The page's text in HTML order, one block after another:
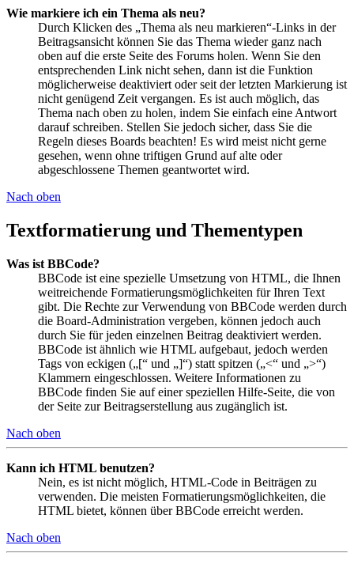
Wie markiere ich ein Thema als neu?
Durch Klicken des „Thema als neu markieren“-Links in der
Beitragsansicht können Sie das Thema wieder ganz nach
oben auf die erste Seite des Forums holen. Wenn Sie den
entsprechenden Link nicht sehen, dann ist die Funktion
möglicherweise deaktiviert oder seit der letzten Markierung ist
nicht genügend Zeit vergangen. Es ist auch möglich, das
Thema nach oben zu holen, indem Sie einfach eine Antwort
darauf schreiben. Stellen Sie jedoch sicher, dass Sie die
Regeln dieses Boards beachten! Es wird meist nicht gerne
gesehen, wenn ohne triftigen Grund auf alte oder
abgeschlossene Themen geantwortet wird.
Nach oben
Textformatierung und Thementypen
Was ist BBCode?
BBCode ist eine spezielle Umsetzung von HTML, die Ihnen
weitreichende Formatierungsmöglichkeiten für Ihren Text
gibt. Die Rechte zur Verwendung von BBCode werden durch
die Board-Administration vergeben, können jedoch auch
durch Sie für jeden einzelnen Beitrag deaktiviert werden.
BBCode ist ähnlich wie HTML aufgebaut, jedoch werden
Tags von eckigen („[“ und „]“) statt spitzen („<“ und „>“)
Klammern eingeschlossen. Weitere Informationen zu
BBCode finden Sie auf einer speziellen Hilfe-Seite, die von
der Seite zur Beitragserstellung aus zugänglich ist.
Nach oben
Kann ich HTML benutzen?
Nein, es ist nicht möglich, HTML-Code in Beiträgen zu
verwenden. Die meisten Formatierungsmöglichkeiten, die
HTML bietet, können über BBCode erreicht werden.
Nach oben